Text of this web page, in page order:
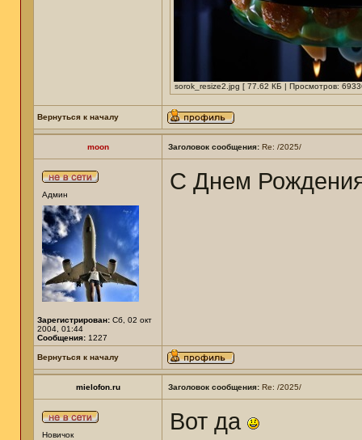
sorok_resize2.jpg [ 77.62 КБ | Просмотров:
Вернуться к началу
moon Заголовок сообщения: Re: /2025/
Админ
Зарегистрирован: Сб, 02 окт
2004, 01:44
Сообщения: 1227
С Днем
Вернуться к началу
mielofon.ru Заголовок сообщения: Re: /2025/
Новичок
Вот да